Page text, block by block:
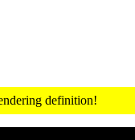
definition!